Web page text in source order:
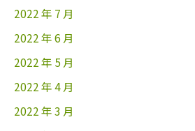
2022 年 7 月
2022 年 6 月
2022 年 5 月
2022 年 4 月
2022 年 3 月